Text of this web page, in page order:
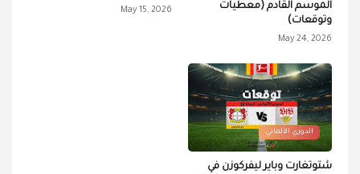
الموسم القادم (معطيات
وتوقعات)
May 24, 2026
May 15, 2026
الدوري الألماني
شتوتغارت وباير ليفركوزن في